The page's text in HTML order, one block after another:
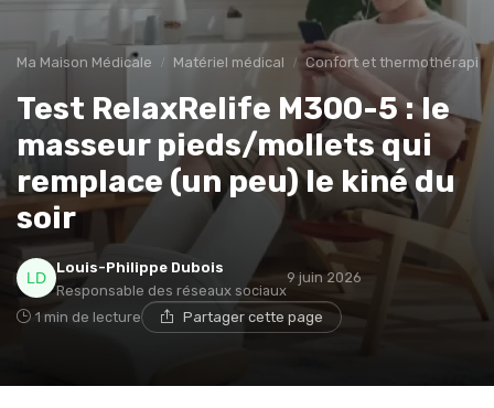
Ma Maison Médicale Matériel médical Confort et thermothérapie
Test RelaxRelife M300-5 : le
masseur pieds/mollets qui
remplace (un peu) le kiné du
soir
Louis-Philippe Dubois
Responsable des réseaux sociaux
9 juin 2026
1 min de lecture Partager cette page